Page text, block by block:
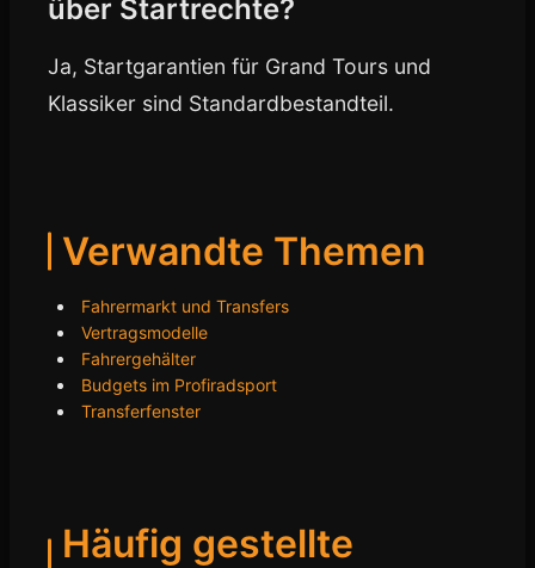
über Startrechte?
Ja, Startgarantien für Grand Tours und
Klassiker sind Standardbestandteil.
Verwandte Themen
Fahrermarkt und Transfers
Vertragsmodelle
Fahrergehälter
Budgets im Profiradsport
Transferfenster
Häufig gestellte